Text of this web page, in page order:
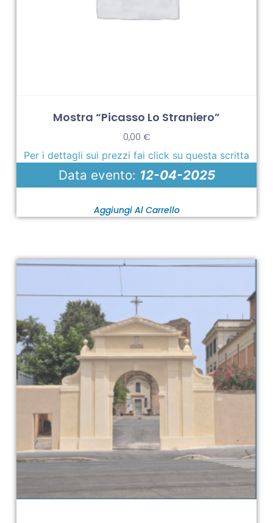
Mostra “Picasso Lo Straniero”
0,00 €
Per i dettagli sui prezzi fai click su questa scritta
Data evento: 12-04-2025
Aggiungi Al Carrello